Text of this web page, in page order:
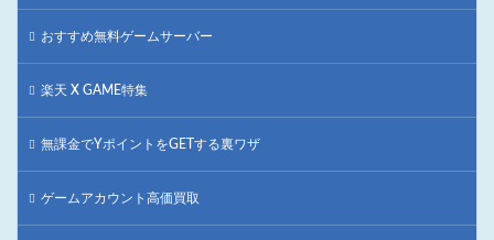
おすすめ無料ゲームサーバー
楽天 X GAME特集
無課金でYポイントをGETする裏ワザ
ゲームアカウント高価買取